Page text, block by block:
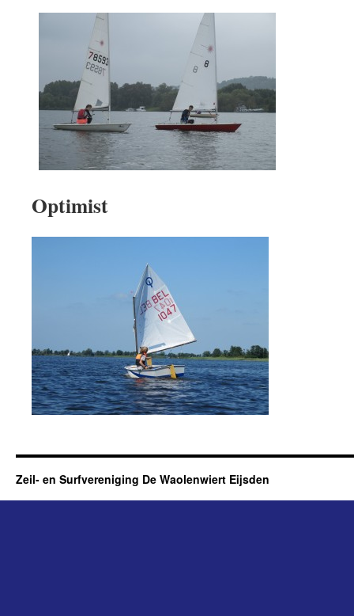
Optimist
Zeil- en Surfvereniging De Waolenwiert Eijsden